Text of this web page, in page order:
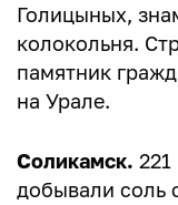
Голицыных,
колокольня.
памятник
на Урале.
Соликамск.
добывали соль